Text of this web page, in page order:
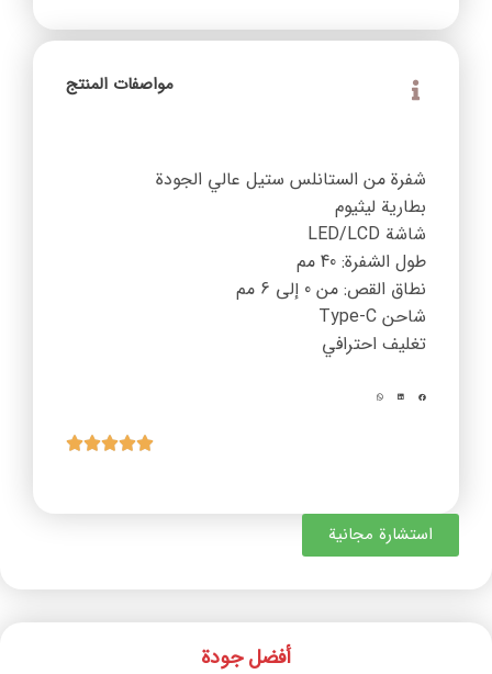
مواصفات المنتج
شفرة من الستانلس ستيل عالي الجودة
بطارية ليثيوم
شاشة ‎LED/LCD‎
طول الشفرة: ‎40‎ مم
نطاق القص: من ‎0‎ إلى ‎6‎ مم
شاحن Type-C
تغليف احترافي
استشارة مجانية
أفضل جودة